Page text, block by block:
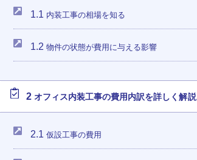
1.1 内装工事の相場を知る
1.2 物件の状態が費用に与える影響
2 オフィス内装工事の費用内訳を詳しく解説
2.1 仮設工事の費用